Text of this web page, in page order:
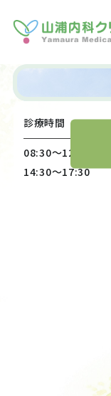
診療時間
08:30〜12:00
14:30〜17:30